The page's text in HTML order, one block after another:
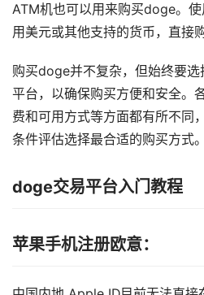
ATM机也可以用来购买doge。
用美元或其他支持的货币，直接
购买doge并不复杂，但始终要
平台，以确保购买方便和安全。
费和可用方式等方面都有所不同
条件评估选择最合适的购买方式。
doge交易平台入门教程
苹果手机注册欧意：